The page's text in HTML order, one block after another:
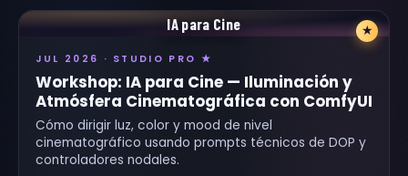
★
IA para Cine
JUL 2026 · STUDIO PRO ★
Workshop: IA para Cine — Iluminación y
Atmósfera Cinematográfica con ComfyUI
Cómo dirigir luz, color y mood de nivel
cinematográfico usando prompts técnicos de DOP y
controladores nodales.